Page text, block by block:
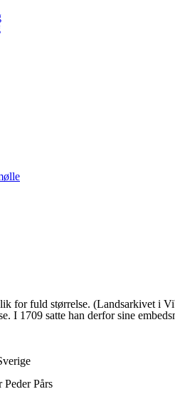
for fuld størrelse. (Landsarkivet i
I 1709 satte han derfor sine
Pårs